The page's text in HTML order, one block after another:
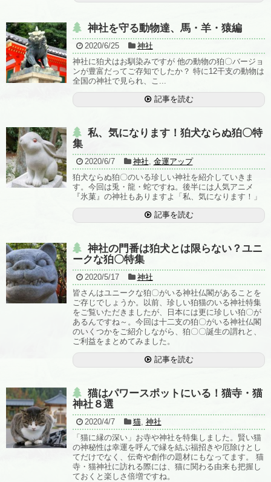
神社を守る動物達、馬・羊・猿編
2020/6/25
神社
神社に狛犬はお馴染みですが 他の動物の狛〇バージョ
ンが豊富だってご存知でしたか？ 特に12干支の動物は
全国の神社で見られ、こ...
記事を読む
私、気になります！狛犬ならぬ狛〇特
集
2020/6/7 神社, 金運アップ
狛犬ならぬ狛〇のいる珍しい神社を紹介していきま
す。今回は兎・龍・蛇ですね。後半には人気アニメ
『氷菓』の神社もありますよ「私、気になります！」
記事を読む
神社の門番は狛犬とは限らない？ユニ
ークな狛〇特集
2020/5/17
神社
皆さんはユニークな狛〇がいる神社仏閣があることを
ご存じでしょうか。以前、珍しい狛猫のいる神社特集
をご覧いただきましたが、日本には更に珍しい狛〇が
あるんですね～。今回は十二支の狛〇がいる神社仏閣
のいくつかをご紹介しながら、狛〇〇誕生の謂れと、
ご利益をまとめてみました。
記事を読む
猫はパワースポットにいる！猫寺・猫
神社８選
2020/4/7 猫, 神社
「猫に縁の深い」お寺や神社を特集しました。賢い猫
の神秘性は幸運を呼んで縁を結ぶ福招きや厄除けとし
てだけでなく、伝奇や創作の題材にもなってます。 猫
寺・猫神社に訪れる際には、猫に関わる由来も把握し
ておくと楽しさ倍増ですね。